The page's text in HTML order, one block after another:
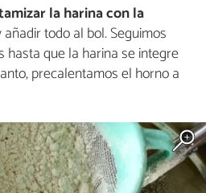
la harina con la
añadir todo al bol. Seguimos
hasta que la harina se integre
precalentamos el horno a